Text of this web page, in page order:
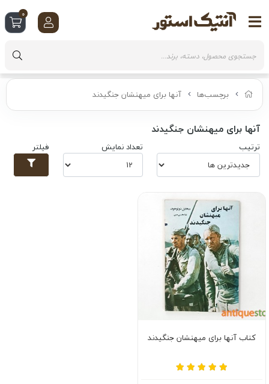
برچسب‌ها آنها برای میهنشان جنگیدند
آنها برای میهنشان جنگیدند
ترتیب تعداد نمایش فیلتر
کتاب آنها برای میهنشان جنگیدند
0